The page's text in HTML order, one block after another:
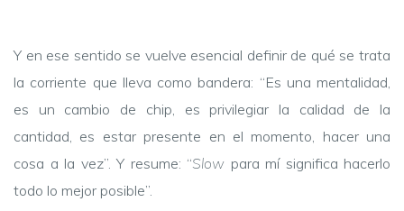
Y en ese sentido se vuelve esencial definir de qué se trata
la corriente que lleva como bandera: “Es una mentalidad,
es un cambio de chip, es privilegiar la calidad de la
cantidad, es estar presente en el momento, hacer una
cosa a la vez”. Y resume: “Slow para mí significa hacerlo
todo lo mejor posible”.